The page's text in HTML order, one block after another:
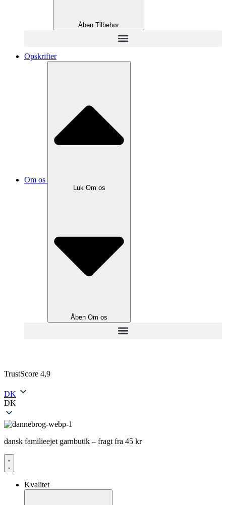
Åben Tilbehør
Opskrifter
Om os
Luk Om os
Åben Om os
TrustScore 4,9
DK
DK
dansk familieejet garnbutik – fragt fra 45 kr
Kvalitet